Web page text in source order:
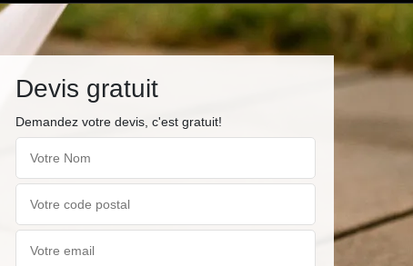
Devis gratuit
Demandez votre devis, c'est gratuit!